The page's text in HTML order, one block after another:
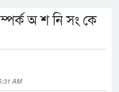
অ শ নি সং কে
AM